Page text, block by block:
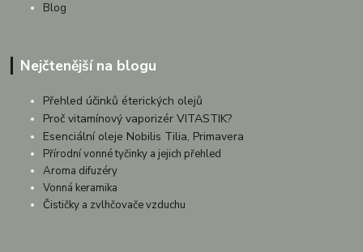
Blog
Nejčtenější na blogu
Přehled účinků éterických olejů
Proč vitamínový vaporizér VITASTIK?
Esenciální oleje Nobilis Tilia, Primavera
Přírodní vonné tyčinky a jejich přehled
Aroma difuzéry
Vonná keramika
Čističky a zvlhčovače vzduchu